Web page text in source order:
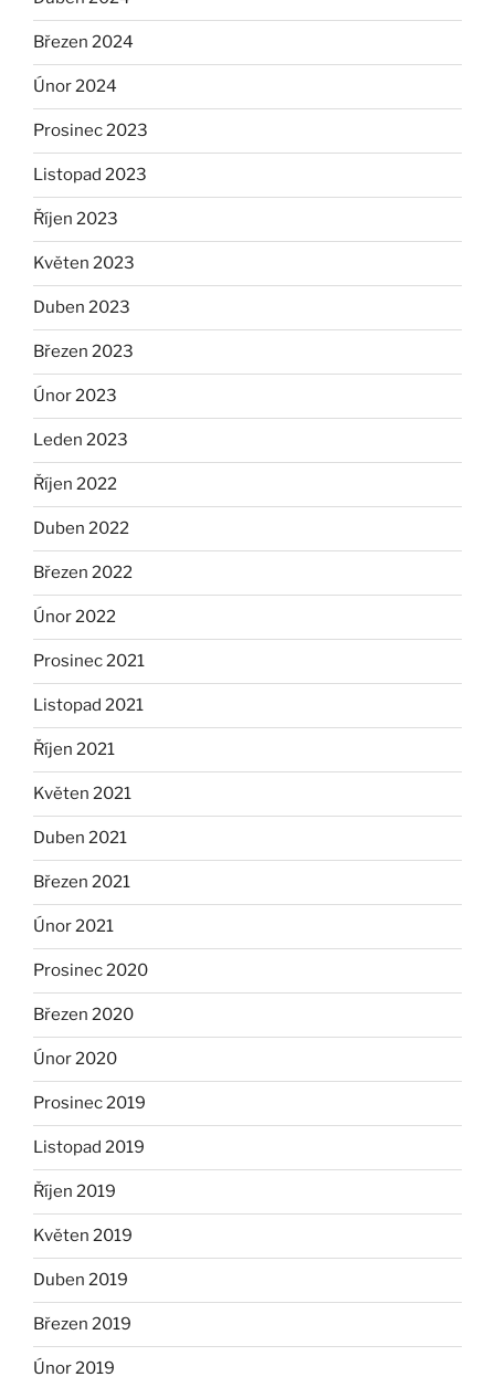
Březen 2024
Únor 2024
Prosinec 2023
Listopad 2023
Říjen 2023
Květen 2023
Duben 2023
Březen 2023
Únor 2023
Leden 2023
Říjen 2022
Duben 2022
Březen 2022
Únor 2022
Prosinec 2021
Listopad 2021
Říjen 2021
Květen 2021
Duben 2021
Březen 2021
Únor 2021
Prosinec 2020
Březen 2020
Únor 2020
Prosinec 2019
Listopad 2019
Říjen 2019
Květen 2019
Duben 2019
Březen 2019
Únor 2019